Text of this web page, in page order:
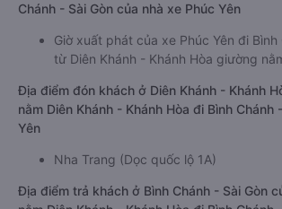
Chánh - Sài Gòn của nhà xe Phúc Yên
Giờ xuất phát của xe Phúc Yên đi Bình
từ Diên Khánh - Khánh Hòa giường
Địa điểm đón khách ở Diên Khánh - Khánh
nằm Diên Khánh - Khánh Hòa đi Bình Chánh
Yên
Nha Trang (Dọc quốc lộ 1A)
Địa điểm trả khách ở Bình Chánh - Sài Gòn